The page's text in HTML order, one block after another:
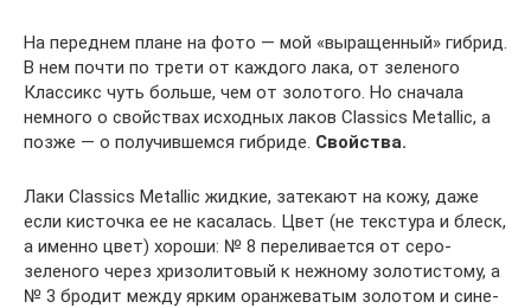
На переднем плане на фото — мой «выращенный» гибрид.
В нем почти по трети от каждого лака, от зеленого
Классикс чуть больше, чем от золотого. Но сначала
немного о свойствах исходных лаков Classics Metallic, а
позже — о получившемся гибриде. Свойства.
Лаки Classics Metallic жидкие, затекают на кожу, даже
если кисточка ее не касалась. Цвет (не текстура и блеск,
а именно цвет) хороши: № 8 переливается от серо-
зеленого через хризолитовый к нежному золотистому, а
№ 3 бродит между ярким оранжеватым золотом и сине-